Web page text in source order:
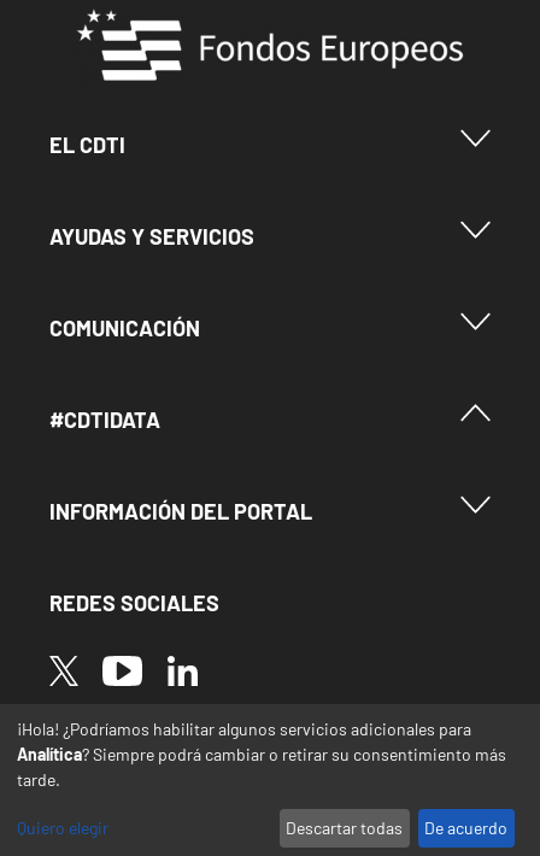
Image
Menu Footer Cdti
EL CDTI
Menu Footer Ayudas y Servicios
AYUDAS Y SERVICIOS
Menu Footer Comunicación
COMUNICACIÓN
Menú Footer #Cdtidata
#CDTIDATA
Menu Footer Información del Portal
INFORMACIÓN DEL PORTAL
REDES SOCIALES
Image Image Image
* Las traducciones de este sitio web desde el
español a otras lenguas se realizan de forma
automática y pueden contener errores o
¡Hola! ¿Podríamos habilitar algunos servicios adicionales para
Analítica? Siempre podrá cambiar o retirar su consentimiento más
tarde.
Quiero elegir Descartar todas De acuerdo